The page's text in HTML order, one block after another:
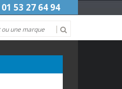
01 53 27 64 94